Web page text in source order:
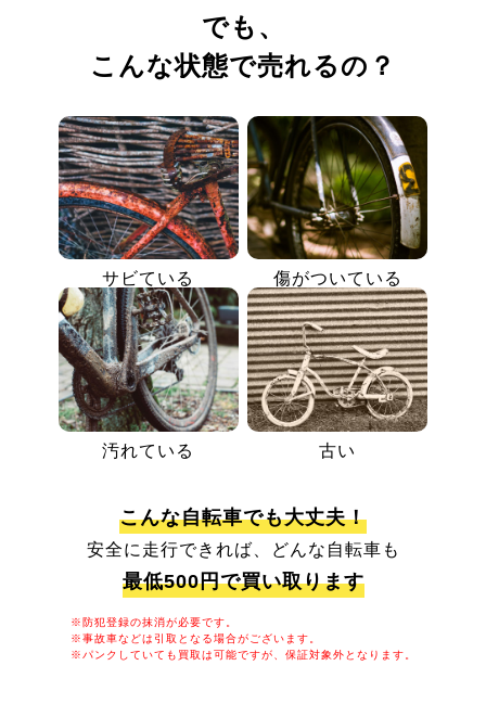
でも、
こんな状態で売れるの？
サビている 傷がついている
汚れている 古い
こんな自転車でも大丈夫！
安全に走行できれば、どんな自転車も
最低500円で買い取ります
※防犯登録の抹消が必要です。
※事故車などは引取となる場合がございます。
※パンクしていても買取は可能ですが、保証対象外となります。